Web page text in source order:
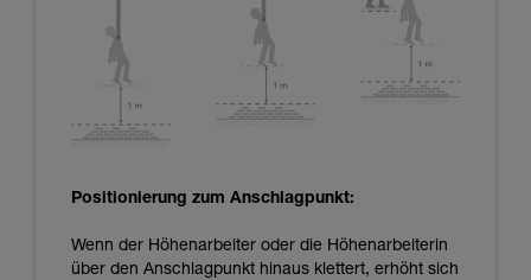
Positionierung zum Anschlagpunkt:
Wenn der Höhenarbeiter oder die Höhenarbeiterin
über den Anschlagpunkt hinaus klettert, erhöht sich